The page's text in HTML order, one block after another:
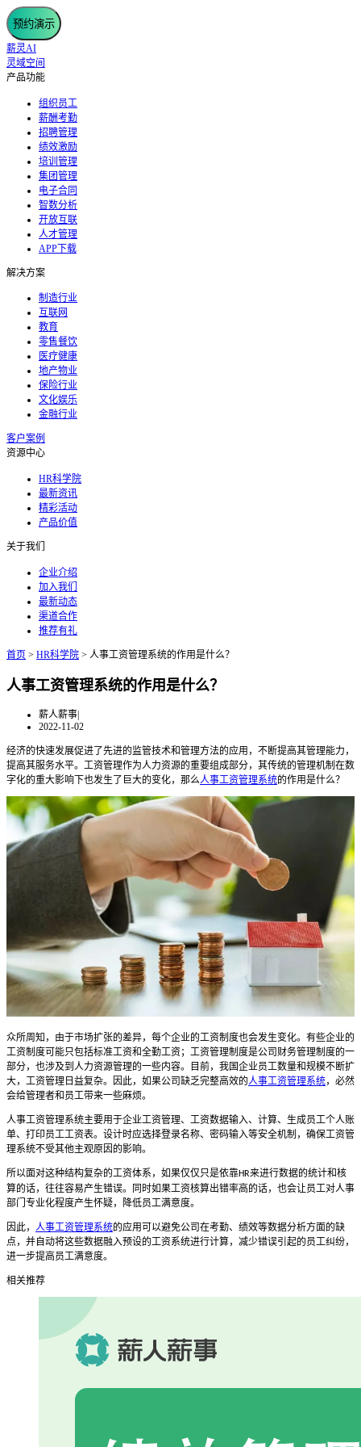
预约演示
薪灵AI
灵域空间
产品功能
组织员工
薪酬考勤
招聘管理
绩效激励
培训管理
集团管理
电子合同
智数分析
开放互联
人才管理
APP下载
解决方案
制造行业
互联网
教育
零售餐饮
医疗健康
地产物业
保险行业
文化娱乐
金融行业
客户案例
资源中心
HR科学院
最新资讯
精彩活动
产品价值
关于我们
企业介绍
加入我们
最新动态
渠道合作
推荐有礼
首页 > HR科学院 > 人事工资管理系统的作用是什么？
人事工资管理系统的作用是什么？
薪人薪事|
2022-11-02
经济的快速发展促进了先进的监管技术和管理方法的应用，不断提高其管理能力，
提高其服务水平。工资管理作为人力资源的重要组成部分，其传统的管理机制在数
字化的重大影响下也发生了巨大的变化，那么人事工资管理系统的作用是什么？
众所周知，由于市场扩张的差异，每个企业的工资制度也会发生变化。有些企业的
工资制度可能只包括标准工资和全勤工资；工资管理制度是公司财务管理制度的一
部分，也涉及到人力资源管理的一些内容。目前，我国企业员工数量和规模不断扩
大，工资管理日益复杂。因此，如果公司缺乏完整高效的人事工资管理系统，必然
会给管理者和员工带来一些麻烦。
人事工资管理系统主要用于企业工资管理、工资数据输入、计算、生成员工个人账
单、打印员工工资表。设计时应选择登录名称、密码输入等安全机制，确保工资管
理系统不受其他主观原因的影响。
所以面对这种结构复杂的工资体系，如果仅仅只是依靠HR来进行数据的统计和核
算的话，往往容易产生错误。同时如果工资核算出错率高的话，也会让员工对人事
部门专业化程度产生怀疑，降低员工满意度。
因此， 人事工资管理系统的应用可以避免公司在考勤、绩效等数据分析方面的缺
点，并自动将这些数据融入预设的工资系统进行计算，减少错误引起的员工纠纷，
进一步提高员工满意度。
相关推荐